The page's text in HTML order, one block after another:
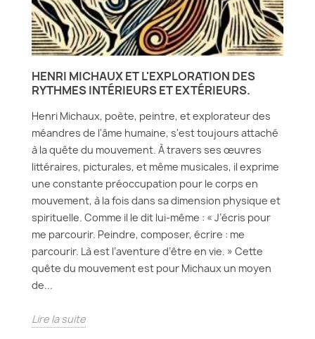
HENRI MICHAUX ET L'EXPLORATION DES
RYTHMES INTÉRIEURS ET EXTÉRIEURS.
Henri Michaux, poète, peintre, et explorateur des
méandres de l'âme humaine, s'est toujours attaché
à la quête du mouvement. À travers ses œuvres
littéraires, picturales, et même musicales, il exprime
une constante préoccupation pour le corps en
mouvement, à la fois dans sa dimension physique et
spirituelle. Comme il le dit lui-même : « J’écris pour
me parcourir. Peindre, composer, écrire : me
parcourir. Là est l’aventure d’être en vie. » Cette
quête du mouvement est pour Michaux un moyen
de...
Lire la suite